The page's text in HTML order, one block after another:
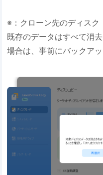
※：クローン先のディスク
既存のデータはすべて消
場合は、事前にバックア